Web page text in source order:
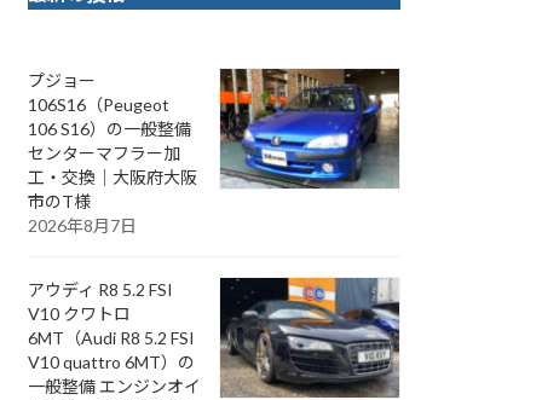
プジョー
106S16（Peugeot
106 S16）の一般整備
センターマフラー加
工・交換｜大阪府大阪
市のT様
2026年8月7日
アウディ R8 5.2 FSI
V10 クワトロ
6MT（Audi R8 5.2 FSI
V10 quattro 6MT）の
一般整備 エンジンオイ